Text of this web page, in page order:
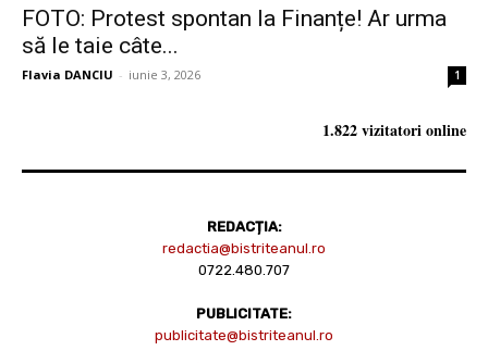
FOTO: Protest spontan la Finanțe! Ar urma
să le taie câte...
Flavia DANCIU - iunie 3, 2026 1
1.822 vizitatori online
REDACȚIA:
redactia@bistriteanul.ro
0722.480.707
PUBLICITATE:
publicitate@bistriteanul.ro